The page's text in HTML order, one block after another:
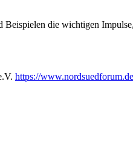
die wichtigen
https://